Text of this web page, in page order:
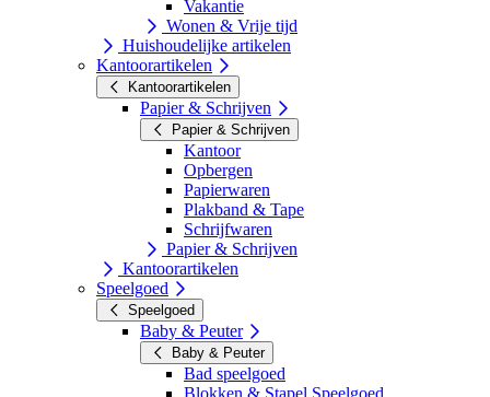
Vakantie
Wonen & Vrije tijd
Huishoudelijke artikelen
Kantoorartikelen
Kantoorartikelen
Papier & Schrijven
Papier & Schrijven
Kantoor
Opbergen
Papierwaren
Plakband & Tape
Schrijfwaren
Papier & Schrijven
Kantoorartikelen
Speelgoed
Speelgoed
Baby & Peuter
Baby & Peuter
Bad speelgoed
Blokken & Stapel Speelgoed